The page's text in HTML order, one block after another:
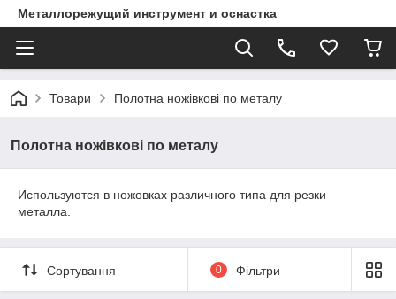
Металлорежущий инструмент и оснастка
Товари Полотна ножівкові по металу
Полотна ножівкові по металу
Используются в ножовках различного типа для резки
металла.
Сортування 0 Фільтри